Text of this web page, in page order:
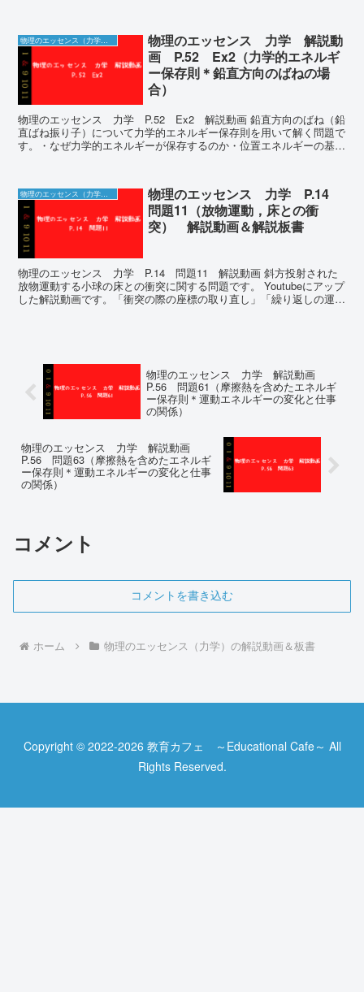
物理のエッセンス（力学）の解説動画＆板書
物理のエッセンス 力学 解説動
画 P.52 Ex2（力学的エネルギ
ー保存則＊鉛直方向のばねの場
合）
物理のエッセンス 力学 P.52 Ex2 解説動画 鉛直方向のばね（鉛
直ばね振り子）について力学的エネルギー保存則を用いて解く問題で
す。・なぜ力学的エネルギーが保存するのか・位置エネルギーの基準
物理のエッセンス（力学）の解説動画＆板書
物理のエッセンス 力学 P.14
問題11（放物運動，床との衝
突） 解説動画＆解説板書
物理のエッセンス 力学 P.14 問題11 解説動画 斜方投射された
放物運動する小球の床との衝突に関する問題です。 Youtubeにアップ
した解説動画です。「衝突の際の座標の取り直し」「繰り返しの運
物理のエッセンス 力学 解説動画
P.56 問題61（摩擦熱を含めたエネルギ
ー保存則＊運動エネルギーの変化と仕事
の関係）
物理のエッセンス 力学 解説動画
P.56 問題63（摩擦熱を含めたエネルギ
ー保存則＊運動エネルギーの変化と仕事
の関係）
コメント
コメントを書き込む
ホーム 物理のエッセンス（力学）の解説動画＆板書
Copyright © 2022-2026 教育カフェ ～Educational Cafe～ All
Rights Reserved.